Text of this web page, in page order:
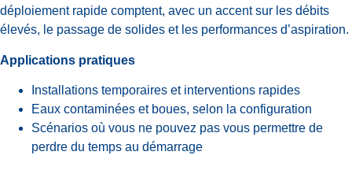
déploiement rapide comptent, avec un accent sur les débits
élevés, le passage de solides et les performances d’aspiration.
Applications pratiques
Installations temporaires et interventions rapides
Eaux contaminées et boues, selon la configuration
Scénarios où vous ne pouvez pas vous permettre de
perdre du temps au démarrage